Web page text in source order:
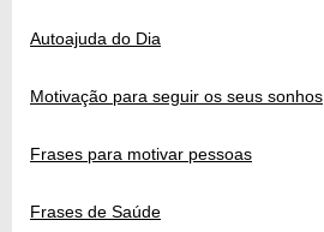
Autoajuda do Dia
Motivação para seguir os seus sonhos
Frases para motivar pessoas
Frases de Saúde